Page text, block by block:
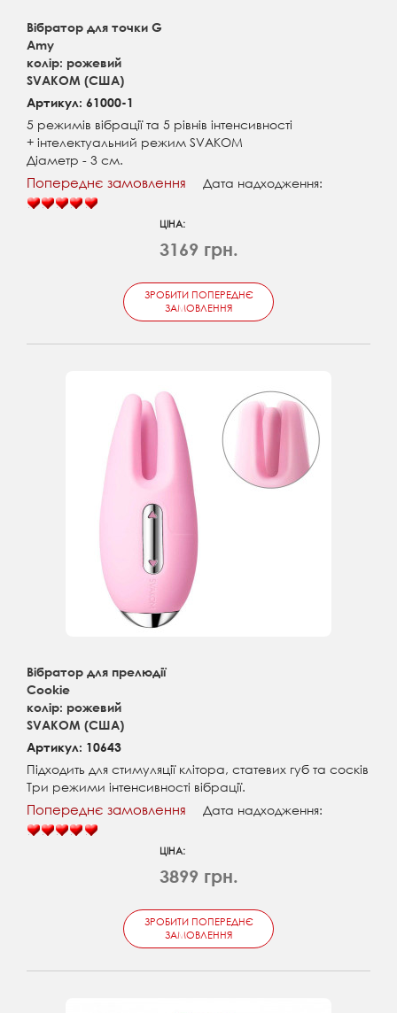
Вібратор для точки G
Amy
колір: рожевий
SVAKOM (США)
Артикул: 61000-1
5 режимів вібрації та 5 рівнів інтенсивності
+ інтелектуальний режим SVAKOM
Діаметр - 3 см.
Попереднє замовлення Дата надходження:
ЦІНА:
3169 грн.
ЗРОБИТИ ПОПЕРЕДНЄ
ЗАМОВЛЕННЯ
Вібратор для прелюдії
Cookie
колір: рожевий
SVAKOM (США)
Артикул: 10643
Підходить для стимуляції клітора, статевих губ та сосків
Три режими інтенсивності вібрації.
Попереднє замовлення Дата надходження:
ЦІНА:
3899 грн.
ЗРОБИТИ ПОПЕРЕДНЄ
ЗАМОВЛЕННЯ